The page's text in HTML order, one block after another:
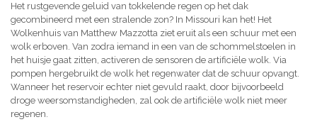
Het rustgevende geluid van tokkelende regen op het dak
gecombineerd met een stralende zon? In Missouri kan het! Het
Wolkenhuis van Matthew Mazzotta ziet eruit als een schuur met een
wolk erboven. Van zodra iemand in een van de schommelstoelen in
het huisje gaat zitten, activeren de sensoren de artificiële wolk. Via
pompen hergebruikt de wolk het regenwater dat de schuur opvangt.
Wanneer het reservoir echter niet gevuld raakt, door bijvoorbeeld
droge weersomstandigheden, zal ook de artificiële wolk niet meer
regenen.